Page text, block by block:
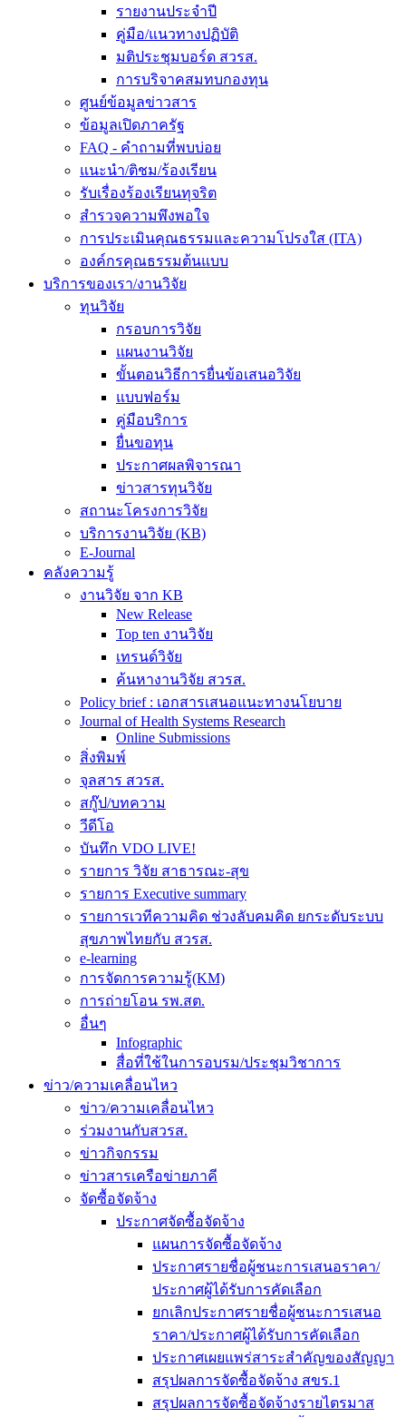
รายงานประจำปี
คู่มือ/แนวทางปฏิบัติ
มติประชุมบอร์ด สวรส.
การบริจาคสมทบกองทุน
ศูนย์ข้อมูลข่าวสาร
ข้อมูลเปิดภาครัฐ
FAQ - คำถามที่พบบ่อย
แนะนำ/ติชม/ร้องเรียน
รับเรื่องร้องเรียนทุจริต
สำรวจความพึงพอใจ
การประเมินคุณธรรมและความโปรงใส (ITA)
องค์กรคุณธรรมต้นแบบ
บริการของเรา/งานวิจัย
ทุนวิจัย
กรอบการวิจัย
แผนงานวิจัย
ขั้นตอนวิธีการยื่นข้อเสนอวิจัย
แบบฟอร์ม
คู่มือบริการ
ยื่นขอทุน
ประกาศผลพิจารณา
ข่าวสารทุนวิจัย
สถานะโครงการวิจัย
บริการงานวิจัย (KB)
E-Journal
คลังความรู้
งานวิจัย จาก KB
New Release
Top ten งานวิจัย
เทรนด์วิจัย
ค้นหางานวิจัย สวรส.
Policy brief : เอกสารเสนอแนะทางนโยบาย
Journal of Health Systems Research
Online Submissions
สิ่งพิมพ์
จุลสาร สวรส.
สกู๊ป/บทความ
วีดีโอ
บันทึก VDO LIVE!
รายการ วิจัย สาธารณะ-สุข
รายการ Executive summary
รายการเวทีความคิด ช่วงลับคมคิด ยกระดับระบบ
สุขภาพไทยกับ สวรส.
e-learning
การจัดการความรู้(KM)
การถ่ายโอน รพ.สต.
อื่นๆ
Infographic
สื่อที่ใช้ในการอบรม/ประชุมวิชาการ
ข่าว/ความเคลื่อนไหว
ข่าว/ความเคลื่อนไหว
ร่วมงานกับสวรส.
ข่าวกิจกรรม
ข่าวสารเครือข่ายภาคี
จัดซื้อจัดจ้าง
ประกาศจัดซื้อจัดจ้าง
แผนการจัดซื้อจัดจ้าง
ประกาศรายชื่อผู้ชนะการเสนอราคา/
ประกาศผู้ได้รับการคัดเลือก
ยกเลิกประกาศรายชื่อผู้ชนะการเสนอ
ราคา/ประกาศผู้ได้รับการคัดเลือก
ประกาศเผยแพร่สาระสำคัญของสัญญา
สรุปผลการจัดซื้อจัดจ้าง สขร.1
สรุปผลการจัดซื้อจัดจ้างรายไตรมาส